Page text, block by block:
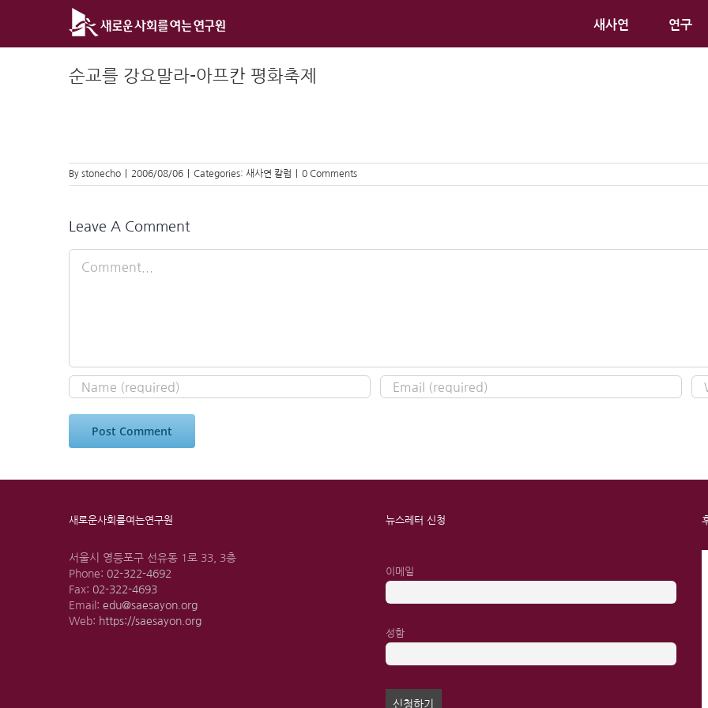
새사연 연구
순교를 강요말라-아프칸 평화축제
By stonecho 2006/08/06 Categories: 새사연 칼럼 0 Comments
Leave A Comment
새로운사회를여는연구원
서울시 영등포구 선유동 1로 33, 3층
Phone: 02-322-4692
Fax: 02-322-4693
Email: edu@saesayon.org
Web: https://saesayon.org
뉴스레터 신청
이메일
성함